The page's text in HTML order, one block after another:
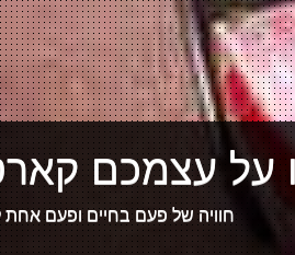
על עצמכם
חוויה של פעם בחיים ופעם